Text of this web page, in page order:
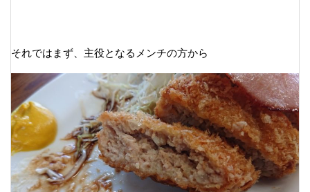
それではまず、主役となるメンチの方から